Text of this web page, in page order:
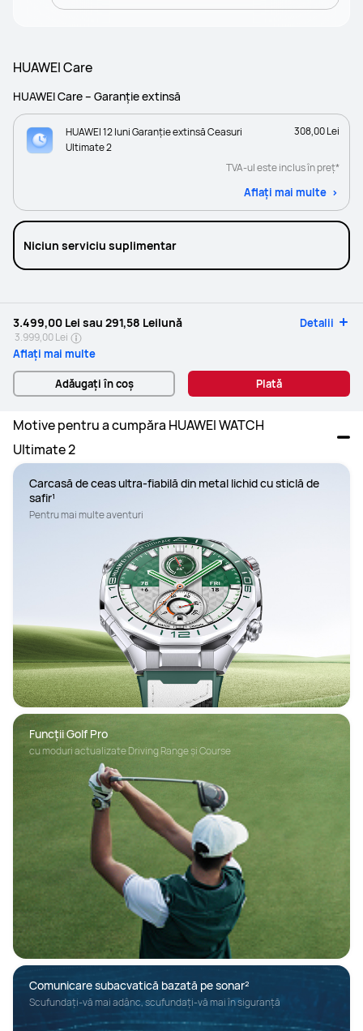
HUAWEI Care
HUAWEI Care – Garanție extinsă
HUAWEI 12 luni Garanție extinsă Ceasuri
Ultimate 2
308,00 Lei
TVA-ul este inclus în preț*
Aflați mai multe
Niciun serviciu suplimentar
3.499,00 Lei sau 291,58 Leilună Detalii
3.999,00 Lei
Aflați mai multe
Adăugați în coș Plată
Motive pentru a cumpăra HUAWEI WATCH
Ultimate 2
Carcasă de ceas ultra-fiabilă din metal lichid cu sticlă de
safir¹
Pentru mai multe aventuri
Funcții Golf Pro
cu moduri actualizate Driving Range și Course
Comunicare subacvatică bazată pe sonar²
Scufundați-vă mai adânc, scufundați-vă mai în siguranță